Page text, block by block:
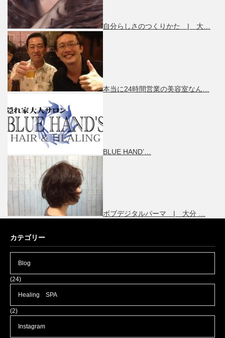
自分らしさのつくりかた | 大…
本当に24時間営業の美容室なん…
BLUE HAND’…
ボブデジタルパーマ | 大分 …
カテゴリー
Blog
(24)
Healing SPA
(2)
Instagram